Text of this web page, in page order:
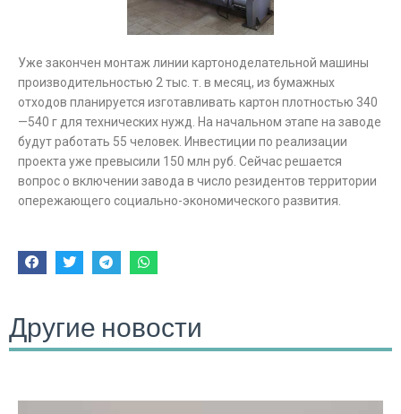
Уже закончен монтаж линии картоноделательной машины
производительностью 2 тыс. т. в месяц, из бумажных
отходов планируется изготавливать картон плотностью 340
—540 г для технических нужд. На начальном этапе на заводе
будут работать 55 человек. Инвестиции по реализации
проекта уже превысили 150 млн руб. Сейчас решается
вопрос о включении завода в число резидентов территории
опережающего социально-экономического развития.
Другие новости